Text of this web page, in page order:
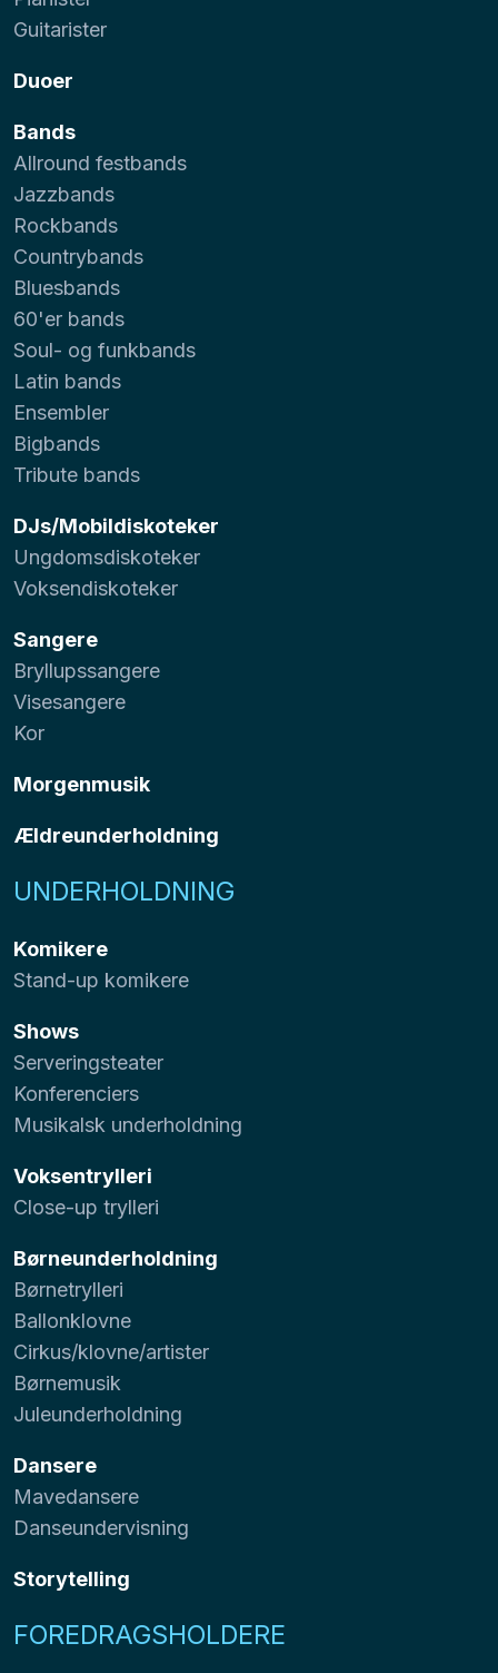
Guitarister
Duoer
Bands
Allround festbands
Jazzbands
Rockbands
Countrybands
Bluesbands
60'er bands
Soul- og funkbands
Latin bands
Ensembler
Bigbands
Tribute bands
DJs/Mobildiskoteker
Ungdomsdiskoteker
Voksendiskoteker
Sangere
Bryllupssangere
Visesangere
Kor
Morgenmusik
Ældreunderholdning
UNDERHOLDNING
Komikere
Stand-up komikere
Shows
Serveringsteater
Konferenciers
Musikalsk underholdning
Voksentrylleri
Close-up trylleri
Børneunderholdning
Børnetrylleri
Ballonklovne
Cirkus/klovne/artister
Børnemusik
Juleunderholdning
Dansere
Mavedansere
Danseundervisning
Storytelling
FOREDRAGSHOLDERE